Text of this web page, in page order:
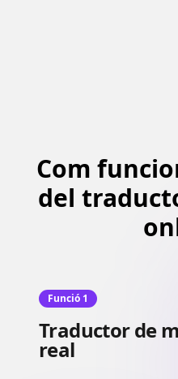
Com
del
Funció 1
Traductor de
real